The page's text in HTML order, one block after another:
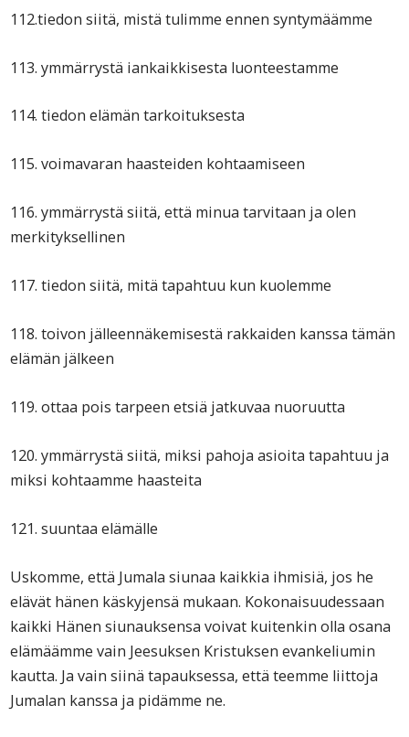
112.tiedon siitä, mistä tulimme ennen syntymäämme
113. ymmärrystä iankaikkisesta luonteestamme
114. tiedon elämän tarkoituksesta
115. voimavaran haasteiden kohtaamiseen
116. ymmärrystä siitä, että minua tarvitaan ja olen
merkityksellinen
117. tiedon siitä, mitä tapahtuu kun kuolemme
118. toivon jälleennäkemisestä rakkaiden kanssa tämän
elämän jälkeen
119. ottaa pois tarpeen etsiä jatkuvaa nuoruutta
120. ymmärrystä siitä, miksi pahoja asioita tapahtuu ja
miksi kohtaamme haasteita
121. suuntaa elämälle
Uskomme, että Jumala siunaa kaikkia ihmisiä, jos he
elävät hänen käskyjensä mukaan. Kokonaisuudessaan
kaikki Hänen siunauksensa voivat kuitenkin olla osana
elämäämme vain Jeesuksen Kristuksen evankeliumin
kautta. Ja vain siinä tapauksessa, että teemme liittoja
Jumalan kanssa ja pidämme ne.